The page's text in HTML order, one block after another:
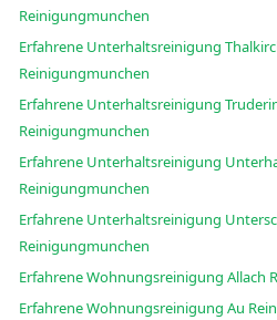
Reinigungmunchen
Erfahrene Unterhaltsreinigung
Reinigungmunchen
Erfahrene Unterhaltsreinigung
Reinigungmunchen
Erfahrene Unterhaltsreinigung
Reinigungmunchen
Erfahrene Unterhaltsreinigung
Reinigungmunchen
Erfahrene